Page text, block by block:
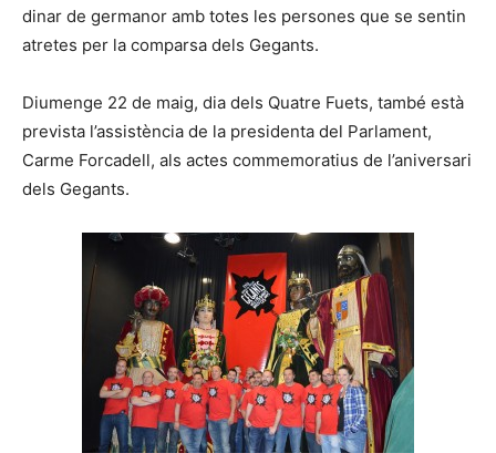
dinar de germanor amb totes les persones que se sentin
atretes per la comparsa dels Gegants.
Diumenge 22 de maig, dia dels Quatre Fuets, també està
prevista l’assistència de la presidenta del Parlament,
Carme Forcadell, als actes commemoratius de l’aniversari
dels Gegants.